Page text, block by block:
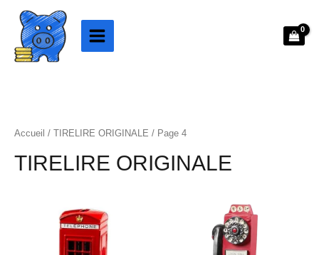
contenu
Accueil / TIRELIRE ORIGINALE / Page 4
TIRELIRE ORIGINALE